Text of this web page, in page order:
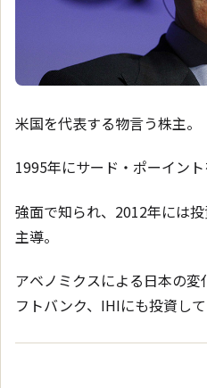
米国を代表する物言う株主。
1995年にサード・ポーイント
強面で知られ、2012年には
主導。
アベノミクスによる日本の
フトバンク、IHIにも投資して